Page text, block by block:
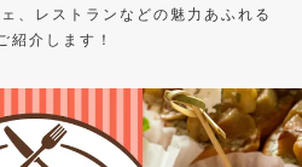
、レストランなどの魅力あふれる
紹介します！